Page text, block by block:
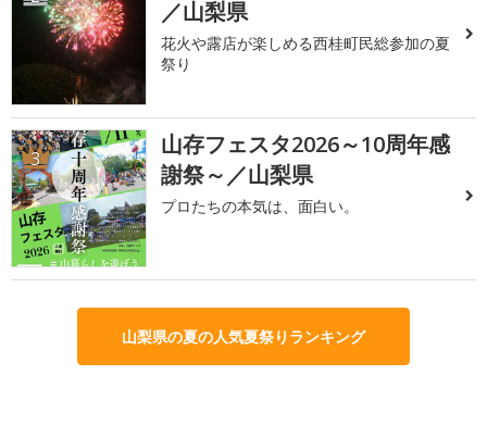
／山梨県
花火や露店が楽しめる西桂町民総参加の夏
祭り
3
山存フェスタ2026～10周年感
謝祭～／山梨県
プロたちの本気は、面白い。
山梨県の夏の人気夏祭りランキング